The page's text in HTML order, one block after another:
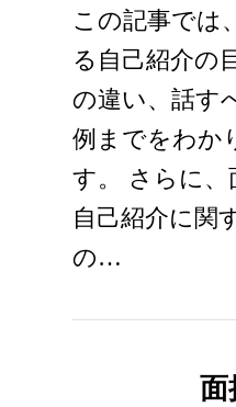
この記事では
る自己紹介の
の違い、話す
例までをわか
す。 さらに、
自己紹介に関
の…
面